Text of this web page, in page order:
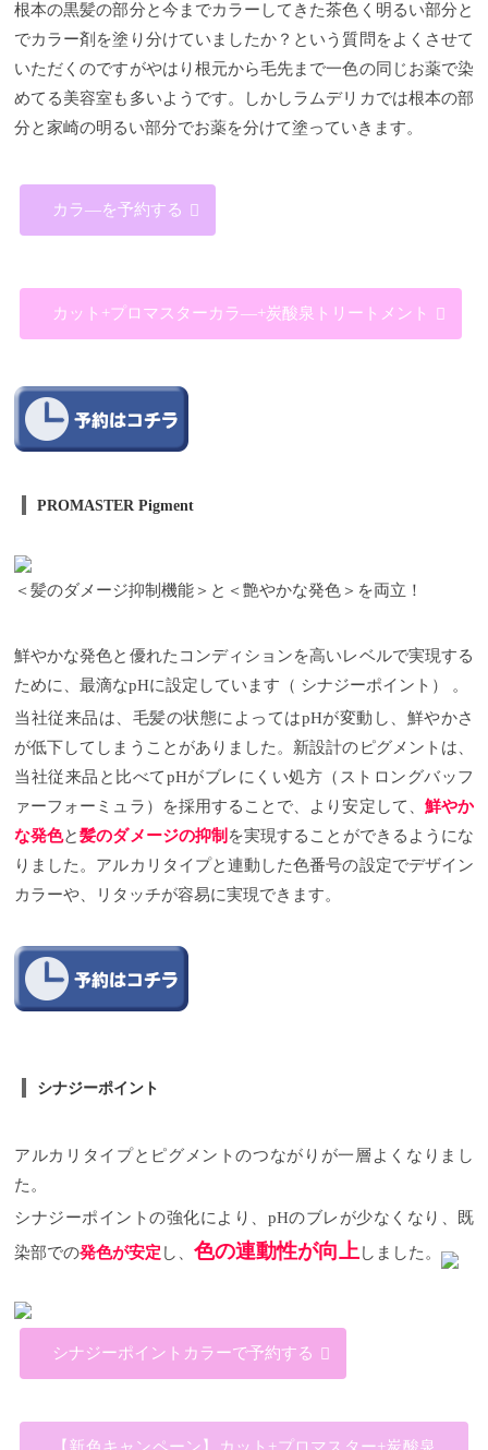
根本の黒髪の部分と今までカラーしてきた茶色く明るい部分と
でカラー剤を塗り分けていましたか？という質問をよくさせて
いただくのですがやはり根元から毛先まで一色の同じお薬で染
めてる美容室も多いようです。しかしラムデリカでは根本の部
分と家崎の明るい部分でお薬を分けて塗っていきます。
カラ―を予約する
カット+プロマスターカラ―+炭酸泉トリートメント
PROMASTER Pigment
＜髪のダメージ抑制機能＞と＜艶やかな発色＞を両立！
鮮やかな発色と優れたコンディションを高いレベルで実現する
ために、最滴なpHに設定しています（ シナジーポイント）
。
当社従来品は、毛髪の状態によってはpHが変動し、鮮やかさ
が低下してしまうことがありました。新設計のピグメントは、
当社従来品と比べてpHがブレにくい処方（ストロングバッフ
ァーフォーミュラ）を採用することで、より安定して、 鮮やか
な発色と髪のダメージの抑制 を実現することができるようにな
りました。アルカリタイプと連動した色番号の設定でデザイン
カラーや、リタッチが容易に実現できます。
シナジーポイント
アルカリタイプとピグメントのつながりが一層よくなりまし
た。
シナジーポイントの強化により、 pHのブレが少なくなり、既
染部での発色が安定 し、 色の連動性が向上しました。
シナジーポイントカラーで予約する